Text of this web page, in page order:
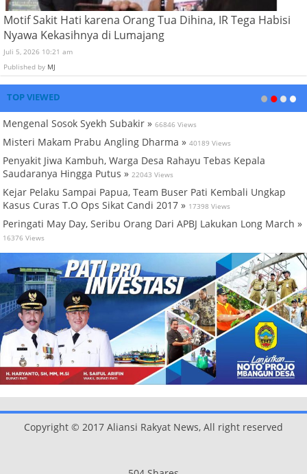
Motif Sakit Hati karena Orang Tua Dihina, IR Tega Habisi
Nyawa Kekasihnya di Lumajang
Juli 5, 2026 10:21 am
Published by MJ
TOP VIEWED
Mengenal Sosok Syekh Subakir » 66846 Views
Misteri Makam Prabu Angling Dharma » 40189 Views
Penyakit Jiwa Kambuh, Warga Desa Rahayu Tebas Kepala
Saudaranya Hingga Putus » 22043 Views
Kejar Pelaku Sampai Papua, Team Buser Pati Kembali Ungkap
Kasus Curas T.O Ops Sikat Candi 2017 » 17398 Views
Peringati May Day, Seribu Orang Dari APBJ Lakukan Long March »
16376 Views
Copyright © 2017 Aliansi Rakyat News, All right reserved